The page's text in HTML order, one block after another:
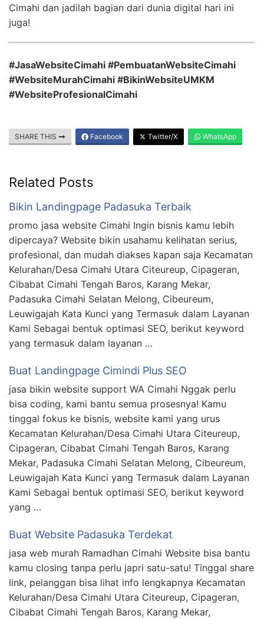
Cimahi dan jadilah bagian dari dunia digital hari ini
juga!
#JasaWebsiteCimahi #PembuatanWebsiteCimahi
#WebsiteMurahCimahi #BikinWebsiteUMKM
#WebsiteProfesionalCimahi
SHARE THIS Facebook Twitter/X WhatsApp
Related Posts
Bikin Landingpage Padasuka Terbaik
promo jasa website Cimahi Ingin bisnis kamu lebih
dipercaya? Website bikin usahamu kelihatan serius,
profesional, dan mudah diakses kapan saja Kecamatan
Kelurahan/Desa Cimahi Utara Citeureup, Cipageran,
Cibabat Cimahi Tengah Baros, Karang Mekar,
Padasuka Cimahi Selatan Melong, Cibeureum,
Leuwigajah Kata Kunci yang Termasuk dalam Layanan
Kami Sebagai bentuk optimasi SEO, berikut keyword
yang termasuk dalam layanan …
Buat Landingpage Cimindi Plus SEO
jasa bikin website support WA Cimahi Nggak perlu
bisa coding, kami bantu semua prosesnya! Kamu
tinggal fokus ke bisnis, website kami yang urus
Kecamatan Kelurahan/Desa Cimahi Utara Citeureup,
Cipageran, Cibabat Cimahi Tengah Baros, Karang
Mekar, Padasuka Cimahi Selatan Melong, Cibeureum,
Leuwigajah Kata Kunci yang Termasuk dalam Layanan
Kami Sebagai bentuk optimasi SEO, berikut keyword
yang …
Buat Website Padasuka Terdekat
jasa web murah Ramadhan Cimahi Website bisa bantu
kamu closing tanpa perlu japri satu-satu! Tinggal share
link, pelanggan bisa lihat info lengkapnya Kecamatan
Kelurahan/Desa Cimahi Utara Citeureup, Cipageran,
Cibabat Cimahi Tengah Baros, Karang Mekar,